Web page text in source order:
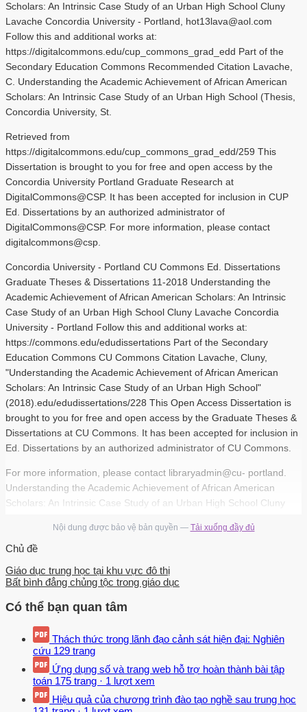
Scholars: An Intrinsic Case Study of an Urban High School Cluny
Lavache Concordia University - Portland, hot13lava@aol.com
Follow this and additional works at:
https://digitalcommons.edu/cup_commons_grad_edd Part of the
Secondary Education Commons Recommended Citation Lavache,
C. Understanding the Academic Achievement of African American
Scholars: An Intrinsic Case Study of an Urban High School (Thesis,
Concordia University, St.
Retrieved from
https://digitalcommons.edu/cup_commons_grad_edd/259 This
Dissertation is brought to you for free and open access by the
Concordia University Portland Graduate Research at
DigitalCommons@CSP. It has been accepted for inclusion in CUP
Ed. Dissertations by an authorized administrator of
DigitalCommons@CSP. For more information, please contact
digitalcommons@csp.
Concordia University - Portland CU Commons Ed. Dissertations
Graduate Theses & Dissertations 11-2018 Understanding the
Academic Achievement of African American Scholars: An Intrinsic
Case Study of an Urban High School Cluny Lavache Concordia
University - Portland Follow this and additional works at:
https://commons.edu/edudissertations Part of the Secondary
Education Commons CU Commons Citation Lavache, Cluny,
"Understanding the Academic Achievement of African American
Scholars: An Intrinsic Case Study of an Urban High School"
(2018).edu/edudissertations/228 This Open Access Dissertation is
brought to you for free and open access by the Graduate Theses &
Dissertations at CU Commons. It has been accepted for inclusion in
Ed. Dissertations by an authorized administrator of CU Commons.
For more information, please contact libraryadmin@cu- portland.
Understanding the Academic Achievement of African American
Scholars: An Intrinsic Case Study of an Urban High School Cluny
Dissertation submitted to the Faculty of the College of Education in
partial fulfillment of the requirements for the degree of Doctor of
Chair Dissertation Committee Simyka Carlton, Ed., Content
University–Portland 2019 Abstract This qualitative intrinsic case
American alumni students in an urban school district in New York
City. The researcher sought to answer the following research
questions: (a) How do urban, African American high school alumni
perceive and describe the quality of education they received as
impacting their studies and their success?; (b) How do alumni
Nội dung được bảo vệ bản quyền — Tải xuống đầy đủ
Chủ đề
Giáo dục trung học tại khu vực đô thị
Bất bình đẳng chủng tộc trong giáo dục
Có thể bạn quan tâm
Thách thức trong lãnh đạo cảnh sát hiện đại: Nghiên
cứu 129 trang
Ứng dụng số và trang web hỗ trợ hoàn thành bài tập
toán 175 trang · 1 lượt xem
Hiệu quả của chương trình đào tạo nghề sau trung học